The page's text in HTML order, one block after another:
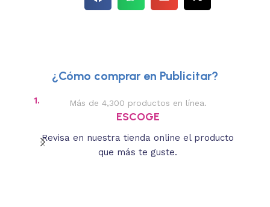
¿Cómo comprar en Publicitar?
1. Más de 4,300 productos en línea.
ESCOGE
Revisa en nuestra tienda online el producto
que más te guste.